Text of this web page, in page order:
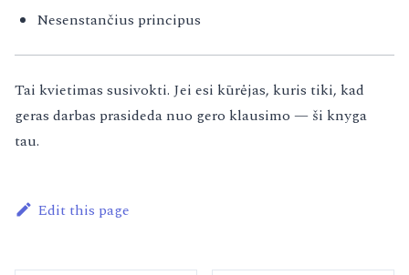
Nesenstančius principus
Tai kvietimas susivokti. Jei esi kūrėjas, kuris tiki, kad
geras darbas prasideda nuo gero klausimo — ši knyga
tau.
Edit this page